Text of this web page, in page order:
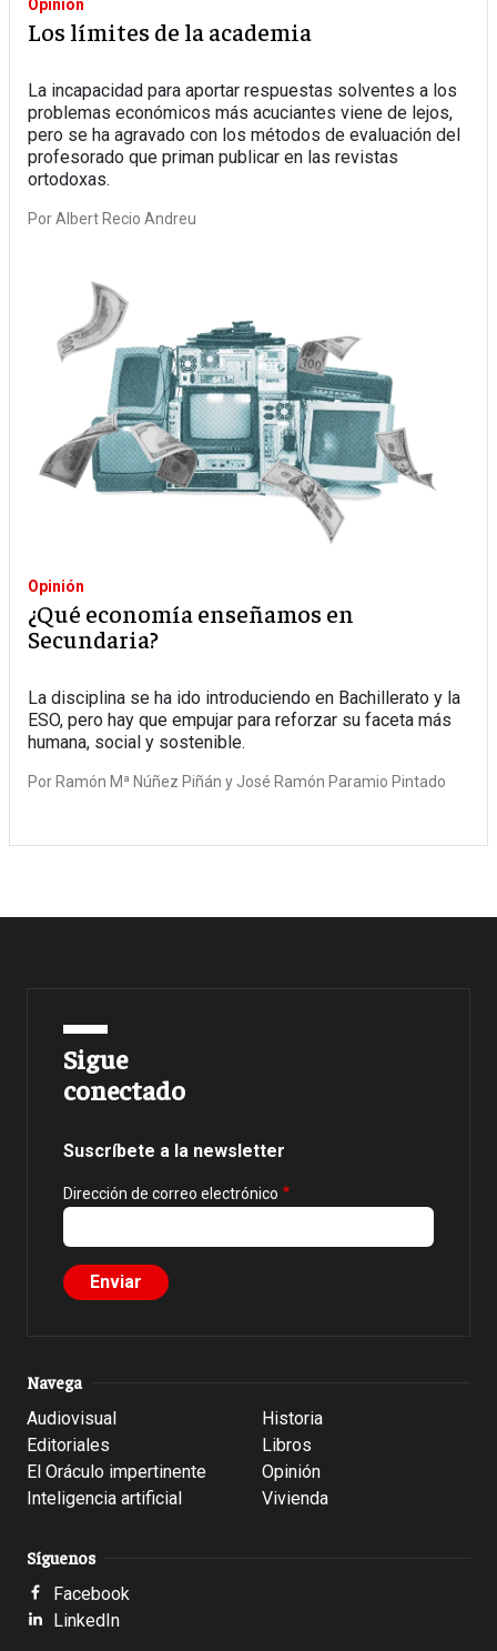
Opinión
Los límites de la academia
La incapacidad para aportar respuestas solventes a los
problemas económicos más acuciantes viene de lejos,
pero se ha agravado con los métodos de evaluación del
profesorado que priman publicar en las revistas
ortodoxas.
PorAlbert Recio Andreu
Opinión
¿Qué economía enseñamos en
Secundaria?
La disciplina se ha ido introduciendo en Bachillerato y la
ESO, pero hay que empujar para reforzar su faceta más
humana, social y sostenible.
Por Ramón Mª Núñez Piñán y José Ramón Paramio Pintado
Sigue
conectado
Suscríbete a la newsletter
Dirección de correo electrónico
Navega
Audiovisual
Editoriales
El Oráculo impertinente
Inteligencia artificial
Historia
Libros
Opinión
Vivienda
Síguenos
Facebook
LinkedIn